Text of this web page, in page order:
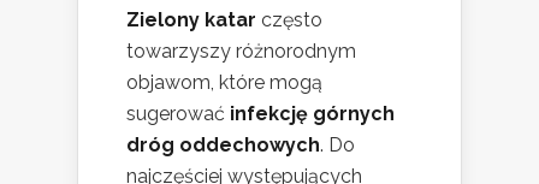
Zielony katar często
towarzyszy różnorodnym
objawom, które mogą
sugerować infekcję górnych
dróg oddechowych. Do
najczęściej występujących